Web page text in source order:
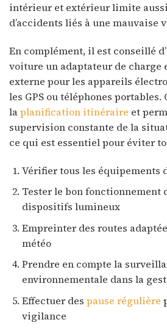
intérieur et extérieur limite
d’accidents liés à une mauvaise
En complément, il est conseillé
voiture un adaptateur de charge
externe pour les appareils
les GPS ou téléphones
laplanification itinéraire et
supervision constante de la
ce qui est essentiel pour éviter
Vérifier tous les équipements
Tester le bon fonctionnement
dispositifs lumineux
Empreinter des routes
météo
Prendre en compte la
environnementale dans la
Effectuer des pause régulière
vigilance